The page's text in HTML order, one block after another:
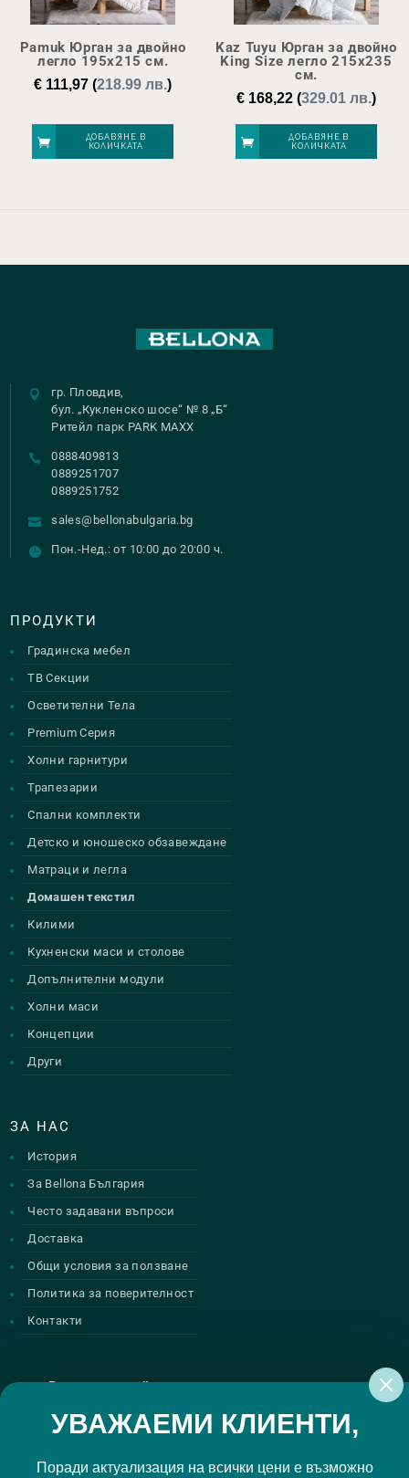
УВАЖАЕМИ КЛИЕНТИ,
Поради актуализация на всички цени е възможно
Pamuk Юрган за двойно
легло 195х215 см.
€ 111,97 (218.99 лв.)
ДОБАВЯНЕ В
КОЛИЧКАТА
Kaz Tuyu Юрган за двойно
King Size легло 215х235
см.
€168,22(329.01 лв.)
ДОБАВЯНЕ В
КОЛИЧКАТА
гр. Пловдив,
бул. „Кукленско шосе“ № 8 „Б“
Ритейл парк PARK MAXX
0888409813
0889251707
0889251752
sales@bellonabulgaria.bg
Пон.-Нед.: от 10:00 до 20:00 ч.
ПРОДУКТИ
Градинска мебел
ТВ Секции
Осветителни Тела
Premium Серия
Холни гарнитури
Трапезарии
Спални комплекти
Детско и юношеско обзавеждане
Матраци и легла
Домашен текстил
Килими
Кухненски маси и столове
Допълнителни модули
Холни маси
Концепции
Други
ЗА НАС
История
За Bellona България
Често задавани въпроси
Доставка
Общи условия за ползване
Политика за поверителност
Контакти
Регистрирай се за нашите атрактивни